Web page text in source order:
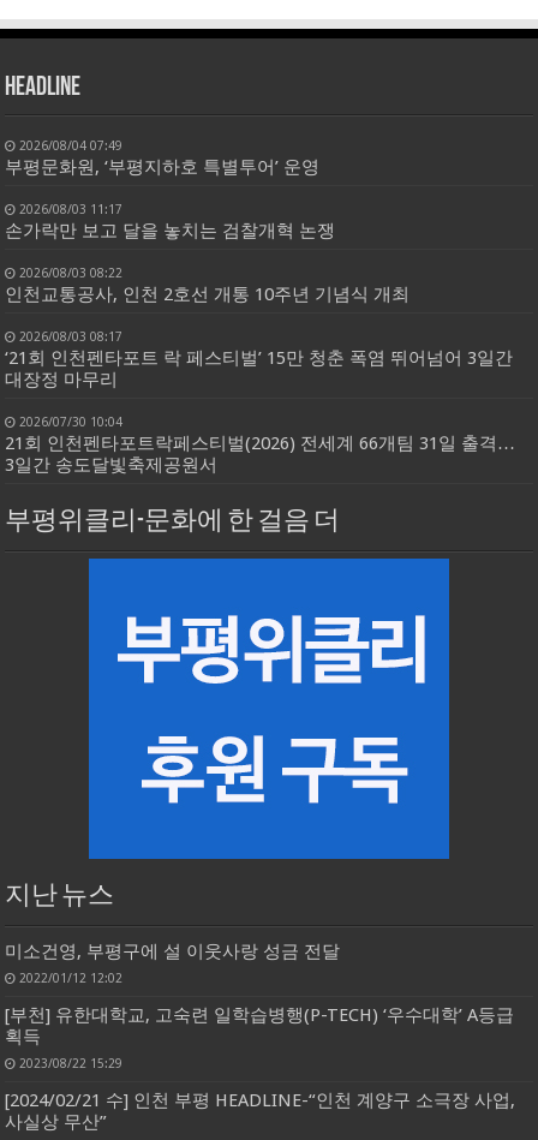
HEADLINE
2026/08/04 07:49
부평문화원, ‘부평지하호 특별투어’ 운영
2026/08/03 11:17
손가락만 보고 달을 놓치는 검찰개혁 논쟁
2026/08/03 08:22
인천교통공사, 인천 2호선 개통 10주년 기념식 개최
2026/08/03 08:17
‘21회 인천펜타포트 락 페스티벌’ 15만 청춘 폭염 뛰어넘어 3일간
대장정 마무리
2026/07/30 10:04
21회 인천펜타포트락페스티벌(2026) 전세계 66개팀 31일 출격…
3일간 송도달빛축제공원서
부평위클리-문화에 한 걸음 더
지난 뉴스
미소건영, 부평구에 설 이웃사랑 성금 전달
2022/01/12 12:02
[부천] 유한대학교, 고숙련 일학습병행(P-TECH) ‘우수대학’ A등급
획득
2023/08/22 15:29
[2024/02/21 수] 인천 부평 HEADLINE-“인천 계양구 소극장 사업,
사실상 무산”